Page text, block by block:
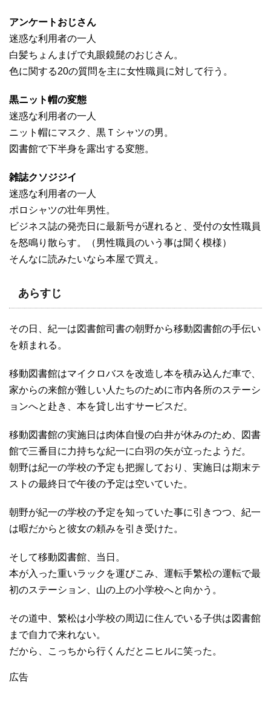
アンケートおじさん
迷惑な利用者の一人
白髪ちょんまげで丸眼鏡髭のおじさん。
色に関する20の質問を主に女性職員に対して行う。
黒ニット帽の変態
迷惑な利用者の一人
ニット帽にマスク、黒Ｔシャツの男。
図書館で下半身を露出する変態。
雑誌クソジジイ
迷惑な利用者の一人
ポロシャツの壮年男性。
ビジネス誌の発売日に最新号が遅れると、受付の女性職員
を怒鳴り散らす。（男性職員のいう事は聞く模様）
そんなに読みたいなら本屋で買え。
あらすじ
その日、紀一は図書館司書の朝野から移動図書館の手伝い
を頼まれる。
移動図書館はマイクロバスを改造し本を積み込んだ車で、
家からの来館が難しい人たちのために市内各所のステーシ
ョンへと赴き、本を貸し出すサービスだ。
移動図書館の実施日は肉体自慢の白井が休みのため、図書
館で三番目に力持ちな紀一に白羽の矢が立ったようだ。
朝野は紀一の学校の予定も把握しており、実施日は期末テ
ストの最終日で午後の予定は空いていた。
朝野が紀一の学校の予定を知っていた事に引きつつ、紀一
は暇だからと彼女の頼みを引き受けた。
そして移動図書館、当日。
本が入った重いラックを運びこみ、運転手繁松の運転で最
初のステーション、山の上の小学校へと向かう。
その道中、繁松は小学校の周辺に住んでいる子供は図書館
まで自力で来れない。
だから、こっちから行くんだとニヒルに笑った。
広告